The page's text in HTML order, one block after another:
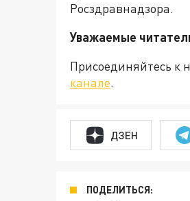
Росздравнадзора.
Уважаемые
Присоединяйтесь к
канале.
ДЗЕН
ПОДЕЛИТЬСЯ: